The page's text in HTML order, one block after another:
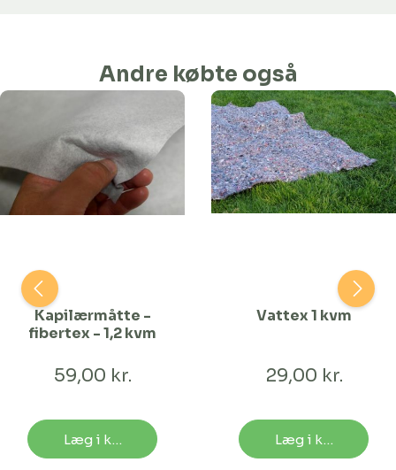
Andre købte også
Kapilærmåtte -
fibertex - 1,2 kvm
59,00 kr.
Læg i kurv
Vattex 1 kvm
29,00 kr.
Læg i kurv